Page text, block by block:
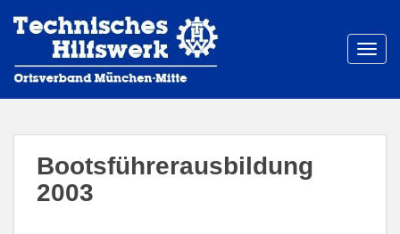
Bootsführerausbildung
2003